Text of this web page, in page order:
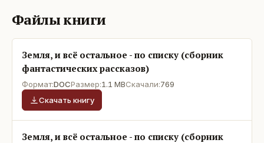
Файлы книги
Земля, и всё остальное - по списку (сборник
фантастических рассказов)
Формат:DOCРазмер:1.1 MBСкачали:769
Скачать книгу
Земля, и всё остальное - по списку (сборник